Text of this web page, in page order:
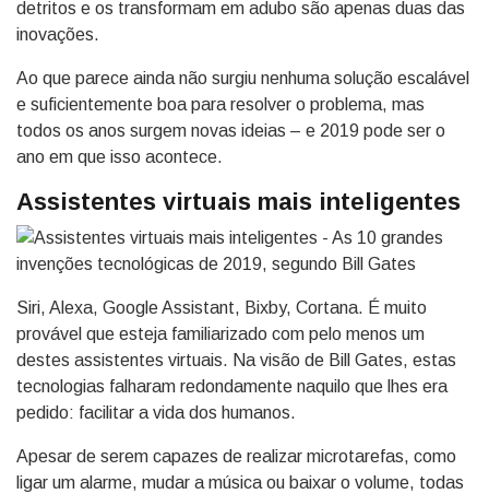
detritos e os transformam em adubo são apenas duas das
inovações.
Ao que parece ainda não surgiu nenhuma solução escalável
e suficientemente boa para resolver o problema, mas
todos os anos surgem novas ideias – e 2019 pode ser o
ano em que isso acontece.
Assistentes virtuais mais inteligentes
Siri, Alexa, Google Assistant, Bixby, Cortana. É muito
provável que esteja familiarizado com pelo menos um
destes assistentes virtuais. Na visão de Bill Gates, estas
tecnologias falharam redondamente naquilo que lhes era
pedido: facilitar a vida dos humanos.
Apesar de serem capazes de realizar microtarefas, como
ligar um alarme, mudar a música ou baixar o volume, todas